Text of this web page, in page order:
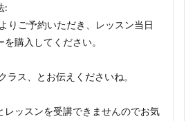
:
よりご予約いただき、レッスン当日
購入してください。
ラス、とお伝えくださいね。
レッスンを受講できませんのでお気